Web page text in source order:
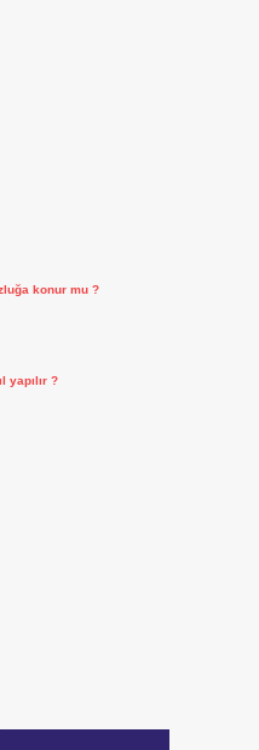
konur mu ?
yapılır ?